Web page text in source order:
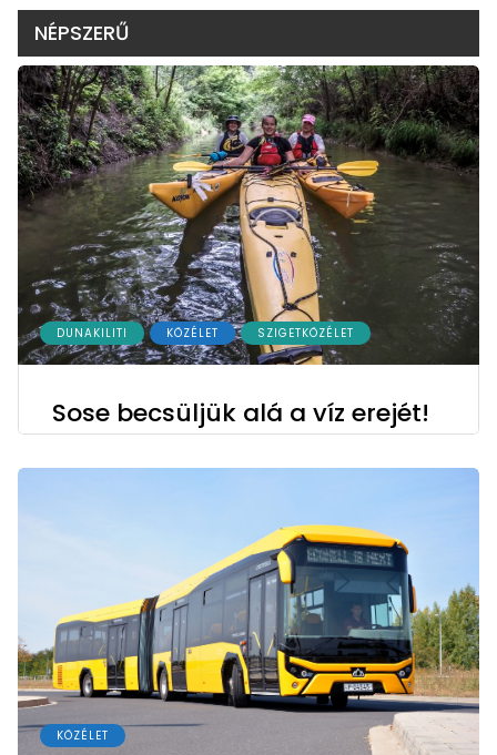
NÉPSZERŰ
DUNAKILITI KÖZÉLET SZIGETKÖZÉLET
Sose becsüljük alá a víz erejét!
KÖZÉLET